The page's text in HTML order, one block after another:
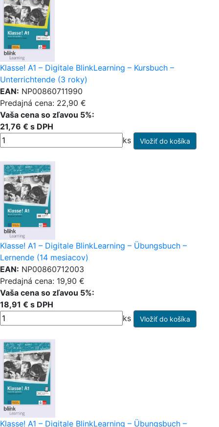
Klasse! A1 – Digitale BlinkLearning – Kursbuch –
Unterrichtende (3 roky)
EAN: NP00860711990
Predajná cena: 22,90 €
Vaša cena so zľavou 5%:
21,76 € s DPH
ks
Klasse! A1 – Digitale BlinkLearning – Übungsbuch –
Lernende (14 mesiacov)
EAN: NP00860712003
Predajná cena: 19,90 €
Vaša cena so zľavou 5%:
18,91 € s DPH
ks
Klasse! A1 – Digitale BlinkLearning – Übungsbuch –